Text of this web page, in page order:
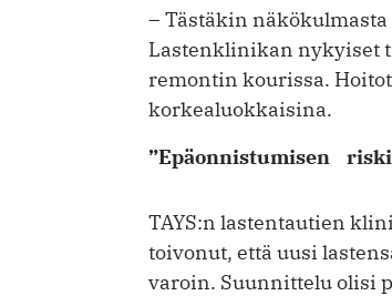
– Tästäkin
Lastenklinikan nykyiset
remontin kourissa.
korkealuokkaisina.
”Epäonnistumisen
TAYS:n lastentautien
toivonut, että uusi
varoin. Suunnittelu olisi